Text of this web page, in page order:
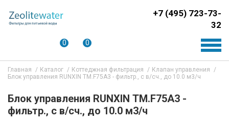
+7 (495) 723-73-
32
0 0
Главная Каталог Коттеджная фильтрация
Клапан управления
Блок управления RUNXIN ТМ.F75A3 - фильтр., с в/сч., до 10.0 м3/ч
Блок управления RUNXIN ТМ.F75A3 -
фильтр., с в/сч., до 10.0 м3/ч